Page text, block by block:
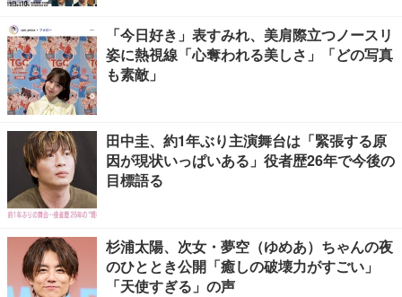
「今日好き」表すみれ、美肩際立つノースリ
姿に熱視線「心奪われる美しさ」「どの写真
も素敵」
田中圭、約1年ぶり主演舞台は「緊張する原
因が現状いっぱいある」役者歴26年で今後の
目標語る
杉浦太陽、次女・夢空（ゆめあ）ちゃんの夜
のひととき公開「癒しの破壊力がすごい」
「天使すぎる」の声